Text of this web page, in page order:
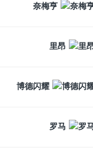
奈梅亨
里昂
博德闪耀
罗马